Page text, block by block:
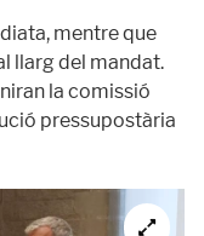
mentre que
llarg del mandat.
la comissió
pressupostària